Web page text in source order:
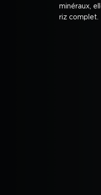
minéraux,
riz complet.